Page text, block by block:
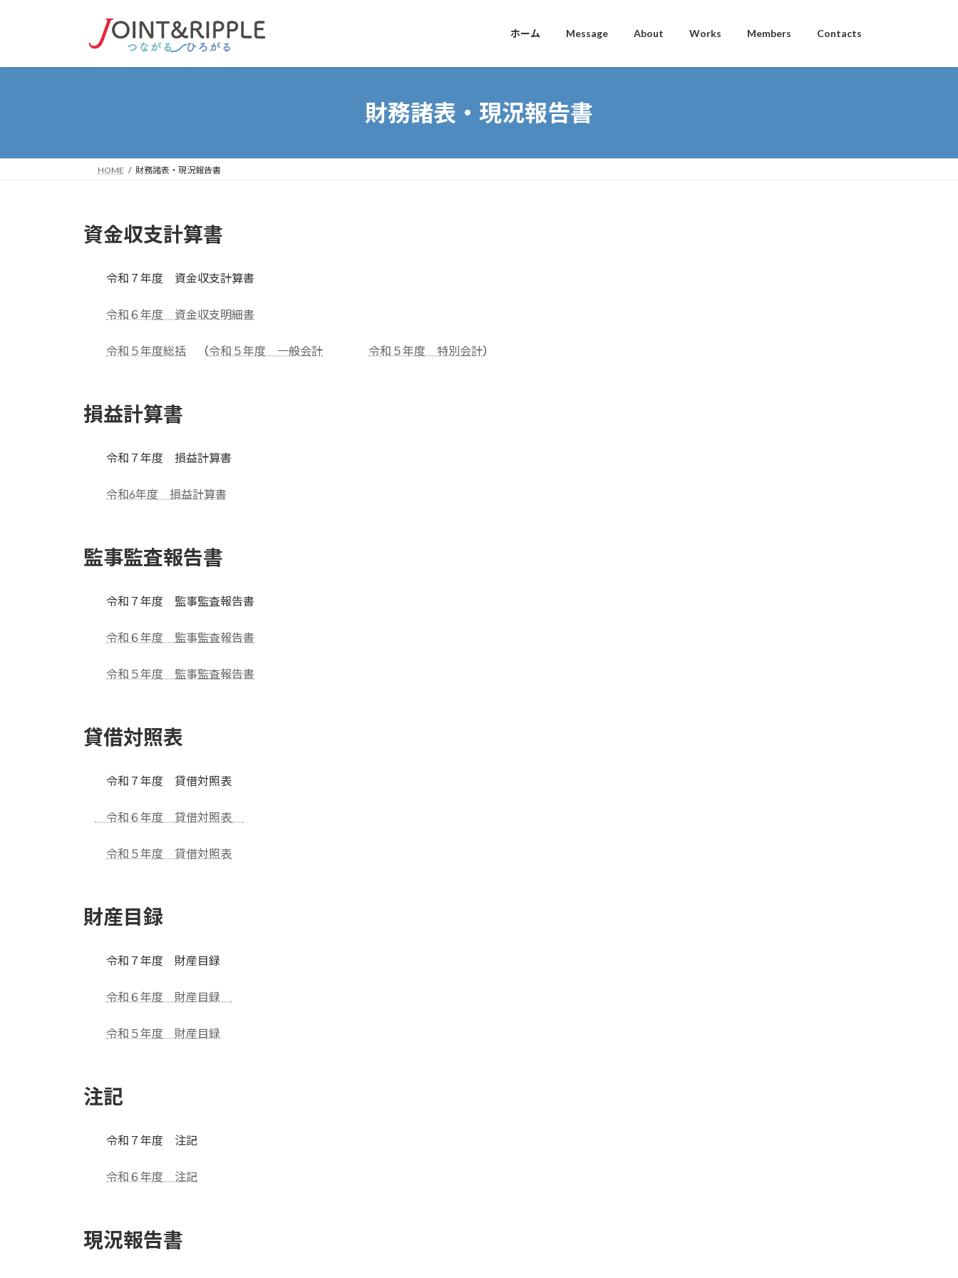
プ
動
ホーム Message About Works Members Contacts
財務諸表・現況報告書
HOME 財務諸表・現況報告書
資金収支計算書
令和７年度 資金収支計算書
令和６年度 資金収支明細書
令和５年度総括 （令和５年度 一般会計 令和５年度 特別会計）
損益計算書
令和７年度 損益計算書
令和6年度 損益計算書
監事監査報告書
令和７年度 監事監査報告書
令和６年度 監事監査報告書
令和５年度 監事監査報告書
貸借対照表
令和７年度 貸借対照表
令和６年度 貸借対照表
令和５年度 貸借対照表
財産目録
令和７年度 財産目録
令和６年度 財産目録
令和５年度 財産目録
注記
令和７年度 注記
令和６年度 注記
現況報告書